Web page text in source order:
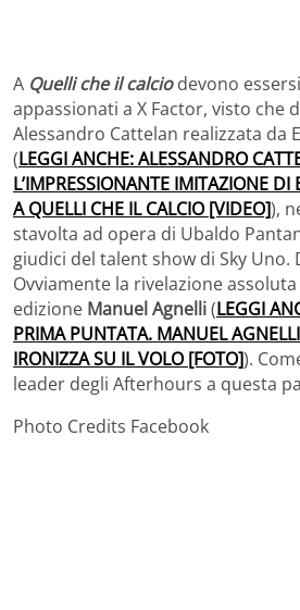
A Quelli che il calciodevono
appassionati a X Factor, visto che
Alessandro Cattelan realizzata da
(LEGGI ANCHE: ALESSANDRO
L’IMPRESSIONANTE IMITAZIONE DI
A QUELLI CHE IL CALCIO [VIDEO]),
stavolta ad opera di Ubaldo
giudici del talent show di Sky Uno.
Ovviamente la rivelazione
edizione Manuel Agnelli(LEGGI
PRIMA PUNTATA. MANUEL
IRONIZZA SU IL VOLO [FOTO]).
leader degli Afterhours a questa
Photo Credits Facebook